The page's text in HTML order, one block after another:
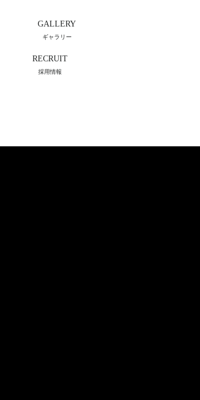
GALLERY
ギャラリー
RECRUIT
採用情報